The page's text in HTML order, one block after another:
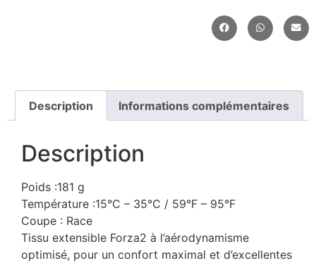
Description Informations complémentaires
Description
Poids :181 g
Température :15°C – 35°C / 59°F – 95°F
Coupe : Race
Tissu extensible Forza2 à l’aérodynamisme
optimisé, pour un confort maximal et d’excellentes